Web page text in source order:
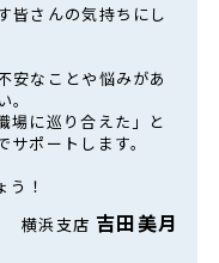
皆さんの気持ちにし
安なことや悩みがあ
場に巡り合えた」と
ポートします。
！
横浜支店 吉田美月